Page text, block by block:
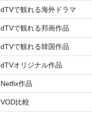
dTVで観れる海外ドラマ
dTVで観れる邦画作品
dTVで観れる韓国作品
dTVオリジナル作品
Netfix作品
VOD比較